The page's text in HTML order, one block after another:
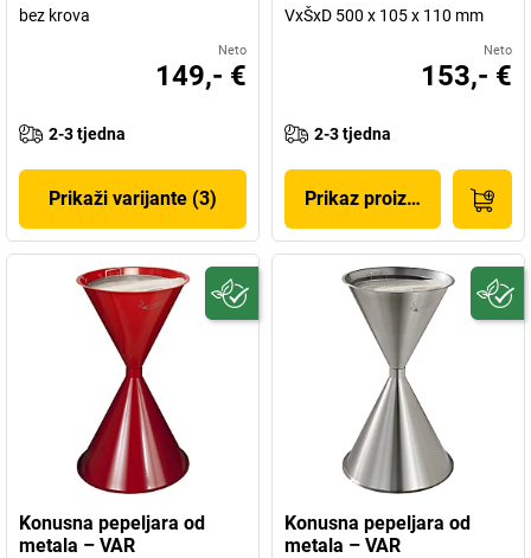
bez krova
Neto
149,- €
2-3 tjedna
Prikaži varijante (3)
VxŠxD 500 x 105 x 110 mm
Neto
153,- €
2-3 tjedna
Prikaz proizvoda
Konusna pepeljara od
metala – VAR
Konusna pepeljara od
metala – VAR